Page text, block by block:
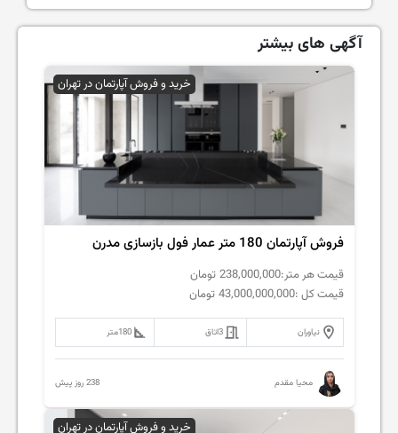
آگهی های بیشتر
خرید و فروش آپارتمان در تهران
فروش‌ آپارتمان 180 متر عمار فول بازسازی مدرن
قیمت هر متر:238,000,000 تومان
قیمت کل :43,000,000,000 تومان
نیاوران 3اتاق 180متر
محیا مقدم 238 روز پیش
خرید و فروش آپارتمان در تهران